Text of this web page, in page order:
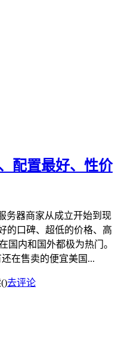
配置最好、性价
务器商家从成立开始到现
的口碑、超低的价格、高
国内和国外都极为热门。
在售卖的便宜美国...
)去评论